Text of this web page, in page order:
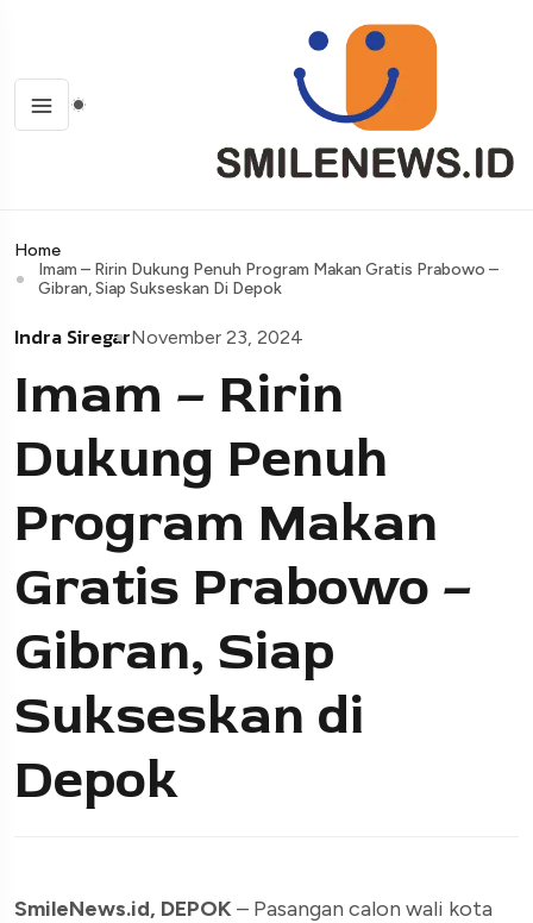
Home
Imam – Ririn Dukung Penuh Program Makan Gratis Prabowo –
Gibran, Siap Sukseskan Di Depok
Indra SiregarNovember 23, 2024
Imam – Ririn
Dukung Penuh
Program Makan
Gratis Prabowo –
Gibran, Siap
Sukseskan di
Depok
SmileNews.id, DEPOK– Pasangan calon wali kota